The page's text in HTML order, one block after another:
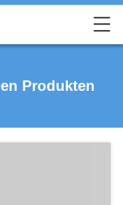
Produkten